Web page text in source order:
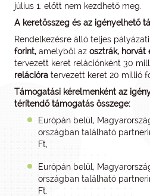
július 1. előtt nem kezdhető meg.
A keretösszeg és az igényelhető
Rendelkezésre álló teljes
forint, amelyből az osztrák, horvát
tervezett keret relációnként 30
relációra tervezett keret 20 millió
Támogatási kérelmenként az
térítendő támogatás összege:
Európán belül,
országban található
Ft,
Európán belül,
országban található
Ft.